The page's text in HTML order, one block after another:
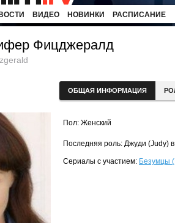
ВИДЕО НОВИНКИ РАСПИСАНИЕ
Фицджералд
ОБЩАЯ ИНФОРМАЦИЯ
Пол: Женский
Последняя роль: Джуди (Judy)
Сериалы с участием: Безумцы